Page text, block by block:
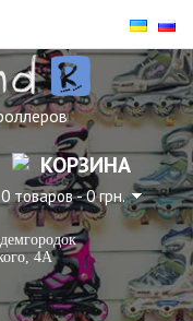
КОРЗИНА
0 товаров - 0 грн.
4А